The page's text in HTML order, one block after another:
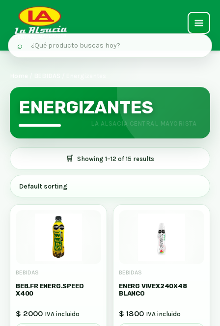
contenido
MAIN
ENERGIZANTES
Showing 1–12 of 15 results
BEBIDAS
BEB.FR ENERG.SPEED
X400
$ 2000 IVA incluido
BEBIDAS
ENERG VIVEX240X48
BLANCO
$ 1800 IVA incluido
⌕